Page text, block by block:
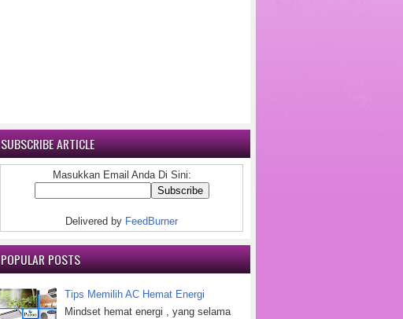
SUBSCRIBE ARTICLE
Masukkan Email Anda Di Sini:
Delivered by FeedBurner
POPULAR POSTS
Tips Memilih AC Hemat Energi
Mindset hemat energi , yang selama